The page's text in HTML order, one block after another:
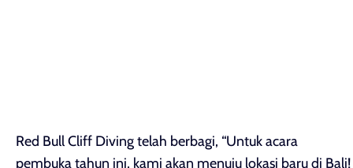
Red Bull Cliff Diving telah berbagi, “Untuk acara
pembuka tahun ini, kami akan menuju lokasi baru di Bali!